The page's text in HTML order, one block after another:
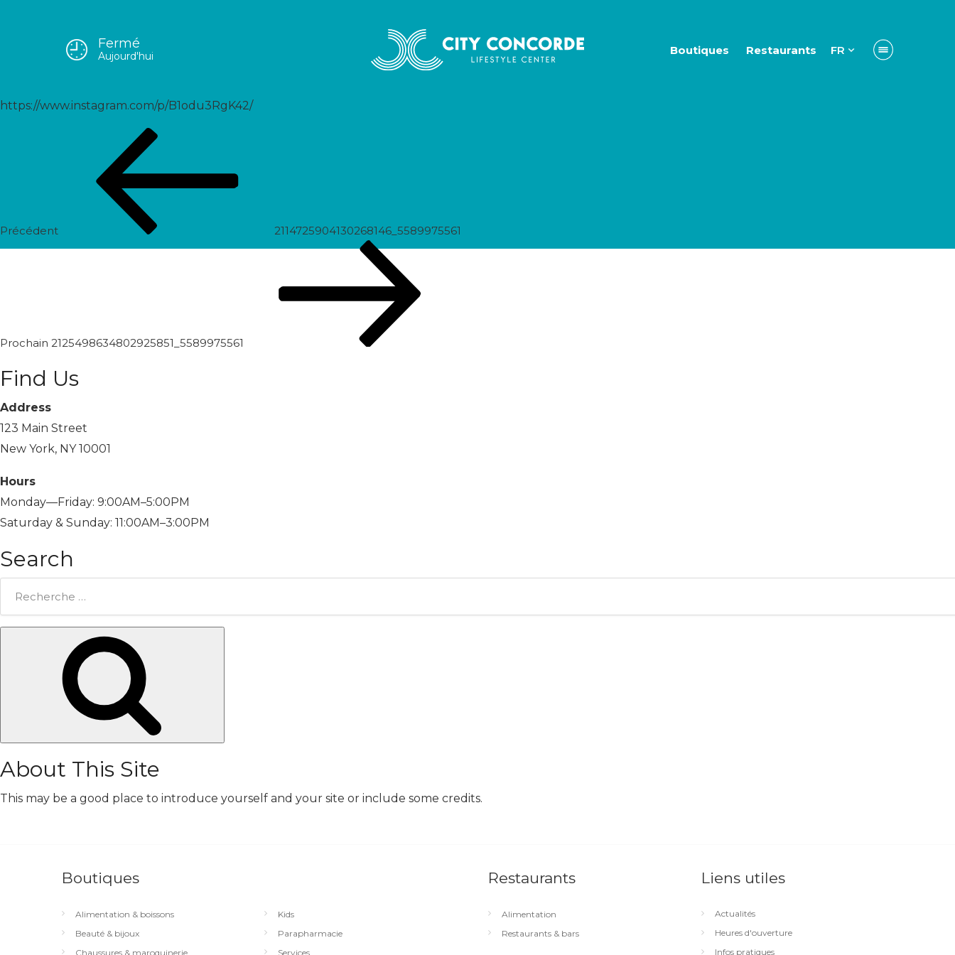
Fermé
Aujourd'hui Boutiques Restaurants FR
2119074388472016438_5589975561
https://www.instagram.com/p/B1odu3RgK42/
Précédent
2114725904130268146_5589975561
Prochain
Prochain 2125498634802925851_5589975561
Find Us
Address
123 Main Street
New York, NY 10001
Hours
Monday—Friday: 9:00AM–5:00PM
Saturday & Sunday: 11:00AM–3:00PM
Search
About This Site
This may be a good place to introduce yourself and your site or include some credits.
Boutiques
Alimentation & boissons
Beauté & bijoux
Chaussures & maroquinerie
Kids
Parapharmacie
Services
Restaurants
Alimentation
Restaurants & bars
Liens utiles
Actualités
Heures d'ouverture
Infos pratiques